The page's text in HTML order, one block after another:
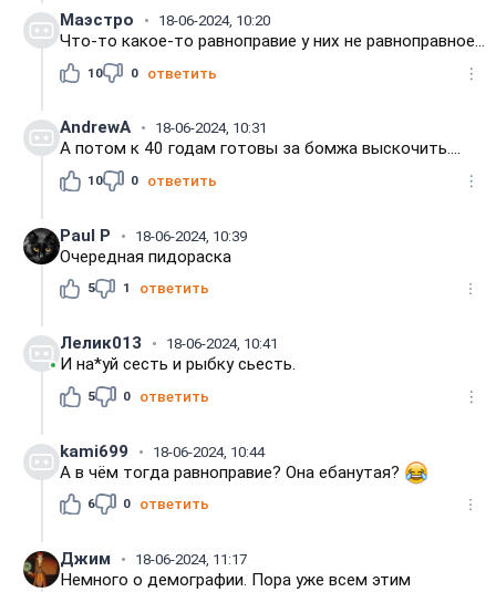
Маэстро 18-06-2024, 10:20
Что-то какое-то равноправие у них не равноправное...
10 0 ответить
AndrewA 18-06-2024, 10:31
А потом к 40 годам готовы за бомжа выскочить....
10 0 ответить
Paul P 18-06-2024, 10:39
Очередная пидораска
5 1 ответить
Лелик013 18-06-2024, 10:41
И на*уй сесть и рыбку сьесть.
5 0 ответить
kami699 18-06-2024, 10:44
А в чём тогда равноправие? Она ебанутая?
6 0 ответить
Джим 18-06-2024, 11:17
Немного о демографии. Пора уже всем этим